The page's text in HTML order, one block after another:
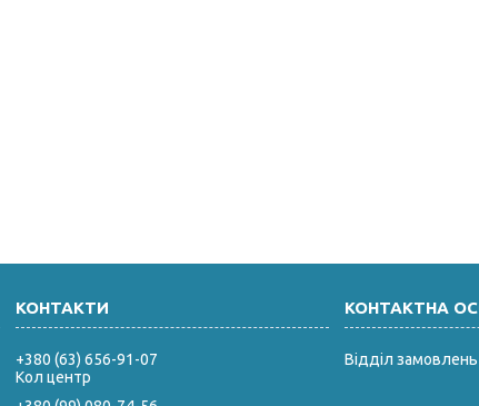
+380 (63) 656-91-07
Кол центр
Відділ замовлень